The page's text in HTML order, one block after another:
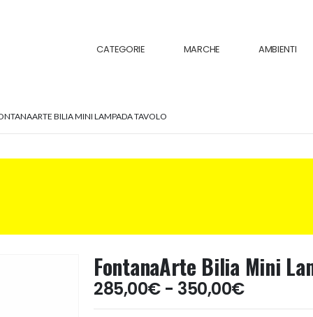
CATEGORIE MARCHE AMBIENTI
BILIA MINI LAMPADA TAVOLO
FontanaArte Bilia Mini
285,00€ - 350,00€Fascia
di